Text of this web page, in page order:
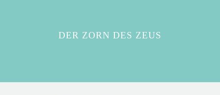
DER ZORN DES ZEUS